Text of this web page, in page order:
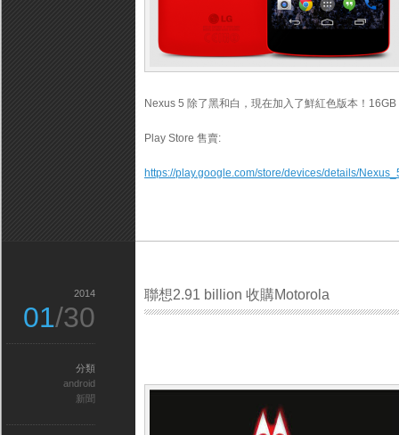
Nexus 5 除了黑和白，現在加入了鮮紅色版本！
Play Store 售賣:
https://play.google.com/store/devices/details/
聯想2.91 billion 收購Motorola
2014
01/30
分類
android
新聞